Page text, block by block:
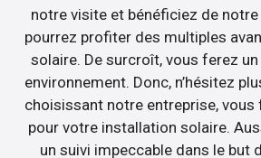
notre visite et bénéficiez de
pourrez profiter des multiples
solaire. De surcroît, vous ferez
environnement. Donc, n’hésitez
choisissant notre entreprise, vous
pour votre installation solaire.
un suivi impeccable dans le but